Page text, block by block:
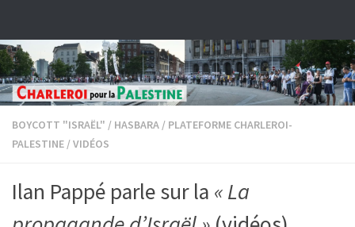
BOYCOTT "ISRAËL" / HASBARA / PLATEFORME CHARLEROI-
PALESTINE /VIDÉOS
Ilan Pappé parle sur la « La